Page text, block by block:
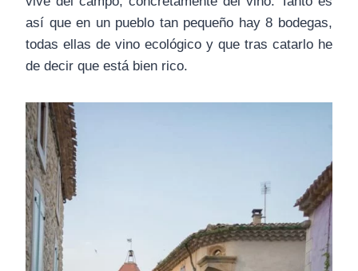
así que en un pueblo tan pequeño hay 8 bodegas,
todas ellas de vino ecológico y que tras catarlo he
de decir que está bien rico.